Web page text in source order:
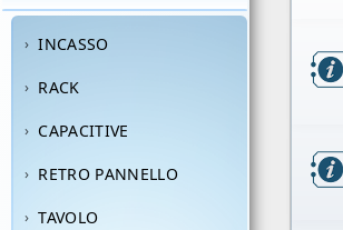
INCASSO
RACK
CAPACITIVE
RETRO PANNELLO
TAVOLO